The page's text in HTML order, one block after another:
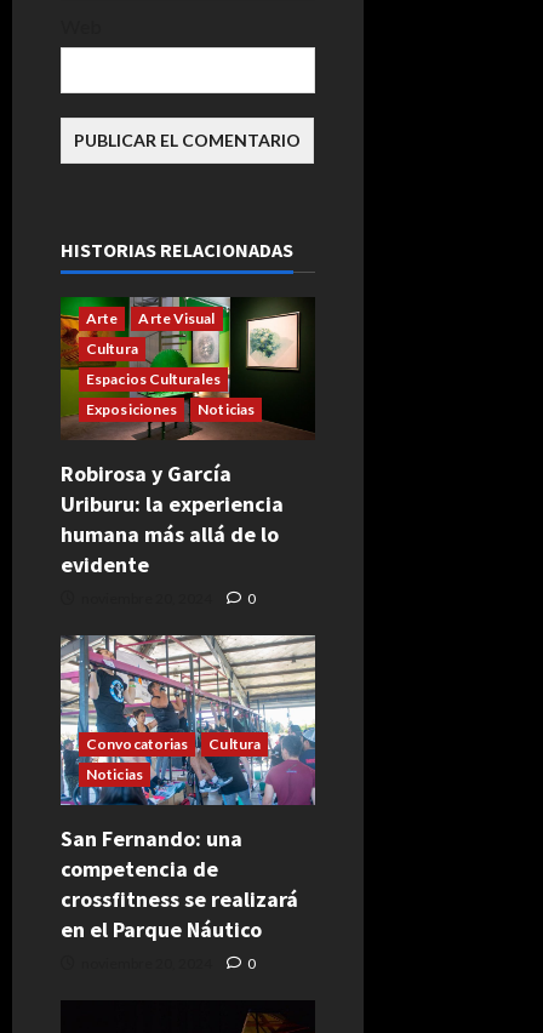
HISTORIAS RELACIONADAS
Arte
Arte Visual
Cultura
Espacios Culturales
Exposiciones
Noticias
Robirosa y García
Uriburu: la experiencia
humana más allá de lo
evidente
0
Convocatorias
Cultura
Noticias
San Fernando: una
competencia de
crossfitness se realizará
en el Parque Náutico
0